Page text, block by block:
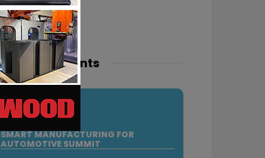
events
10
SEP
SMART MANUFACTURING FOR
AUTOMOTIVE SUMMIT